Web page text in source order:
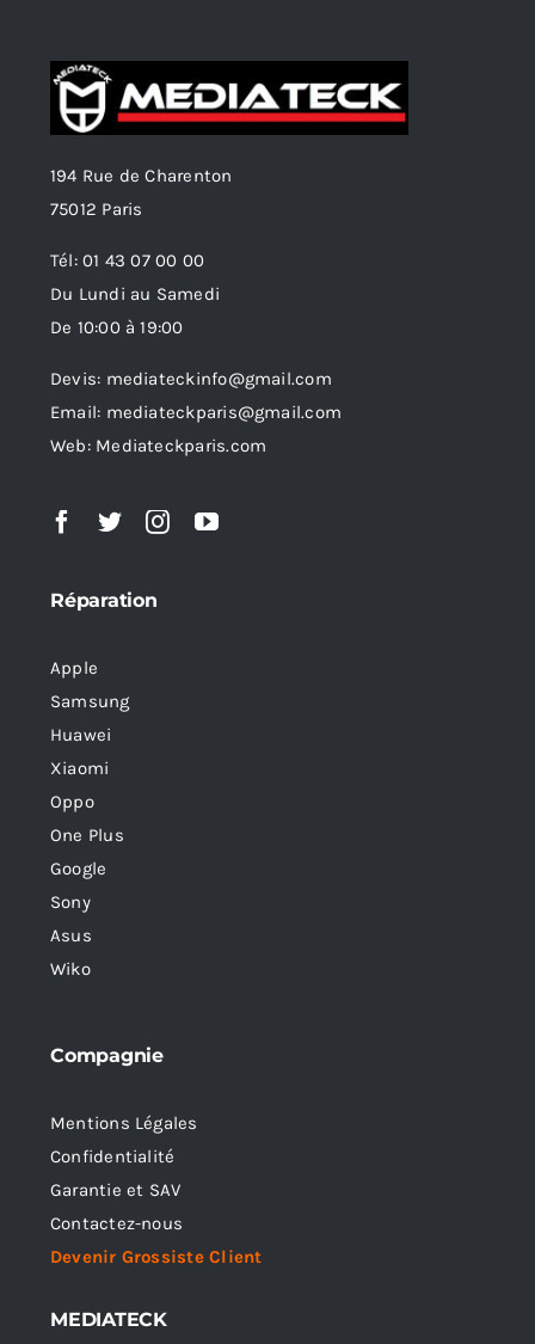
194 Rue de Charenton
75012 Paris
Tél: 01 43 07 00 00
Du Lundi au Samedi
De 10:00 à 19:00
Devis: mediateckinfo@gmail.com
Email: mediateckparis@gmail.com
Web: Mediateckparis.com
Réparation
Apple
Samsung
Huawei
Xiaomi
Oppo
One Plus
Google
Sony
Asus
Wiko
Compagnie
Mentions Légales
Confidentialité
Garantie et SAV
Contactez-nous
Devenir Grossiste Client
MEDIATECK